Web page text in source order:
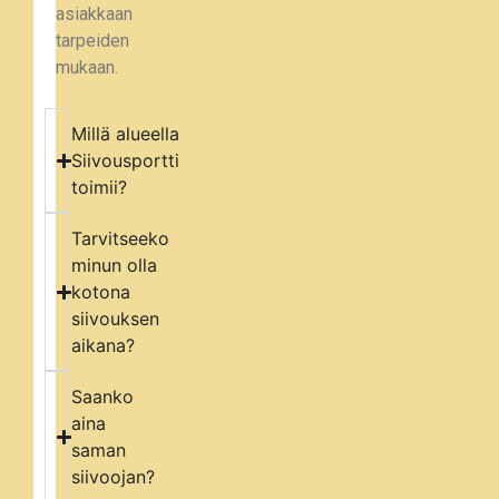
asiakkaan
tarpeiden
mukaan.
Millä alueella
Siivousportti
toimii?
Tarvitseeko
minun olla
kotona
siivouksen
aikana?
Saanko
aina
saman
siivoojan?